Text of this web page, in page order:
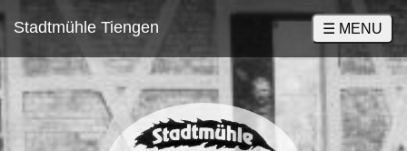
Stadtmühle Tiengen ☰ MENU